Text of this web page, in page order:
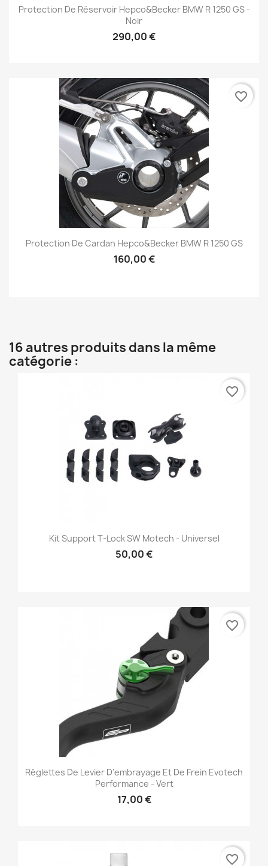
Protection De Réservoir Hepco&Becker BMW R 1250 GS -
Noir
290,00 €
Protection De Cardan Hepco&Becker BMW R 1250 GS
160,00 €
favorite_border
16 autres produits dans la même
catégorie :
Kit Support T-Lock SW Motech - Universel
50,00 €
favorite_border
Réglettes De Levier D'embrayage Et De Frein Evotech
Performance - Vert
17,00 €
favorite_border
favorite_border